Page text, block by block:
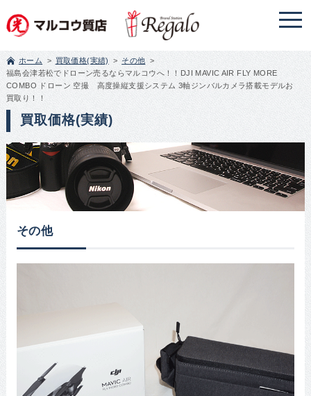
ホーム 買取価格(実績)
その他
福島会津若松でドローン売るならマルコウへ！！DJI MAVIC AIR FLY MORE
COMBO ドローン 空撮 高度操縦支援システム 3軸ジンバルカメラ搭載モデルお
買取り！！
買取価格(実績)
その他